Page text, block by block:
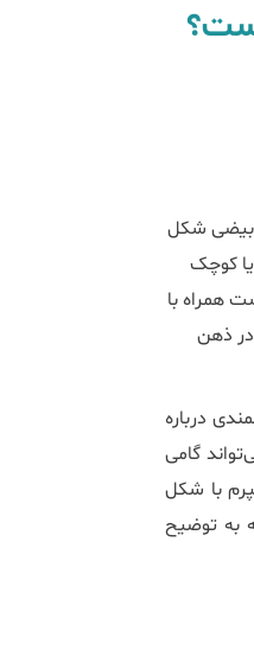
بیضی شکل
کوچک
همراه با
ذهن
درباره
گامی
با شکل
به توضیح